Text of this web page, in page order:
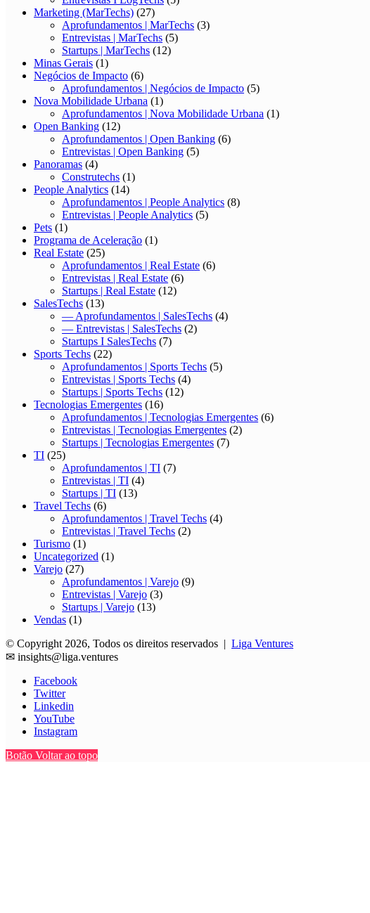
Marketing (MarTechs) (27)
Aprofundamentos | MarTechs (3)
Entrevistas | MarTechs (5)
Startups | MarTechs (12)
Minas Gerais (1)
Negócios de Impacto (6)
Aprofundamentos | Negócios de Impacto (5)
Nova Mobilidade Urbana (1)
Aprofundamentos | Nova Mobilidade Urbana (1)
Open Banking (12)
Aprofundamentos | Open Banking (6)
Entrevistas | Open Banking (5)
Panoramas (4)
Construtechs (1)
People Analytics (14)
Aprofundamentos | People Analytics (8)
Entrevistas | People Analytics (5)
Pets (1)
Programa de Aceleração (1)
Real Estate (25)
Aprofundamentos | Real Estate (6)
Entrevistas | Real Estate (6)
Startups | Real Estate (12)
SalesTechs (13)
— Aprofundamentos | SalesTechs (4)
— Entrevistas | SalesTechs (2)
Startups I SalesTechs (7)
Sports Techs (22)
Aprofundamentos | Sports Techs (5)
Entrevistas | Sports Techs (4)
Startups | Sports Techs (12)
Tecnologias Emergentes (16)
Aprofundamentos | Tecnologias Emergentes (6)
Entrevistas | Tecnologias Emergentes (2)
Startups | Tecnologias Emergentes (7)
TI (25)
Aprofundamentos | TI (7)
Entrevistas | TI (4)
Startups | TI (13)
Travel Techs (6)
Aprofundamentos | Travel Techs (4)
Entrevistas | Travel Techs (2)
Turismo (1)
Uncategorized (1)
Varejo (27)
Aprofundamentos | Varejo (9)
Entrevistas | Varejo (3)
Startups | Varejo (13)
Vendas (1)
© Copyright 2026, Todos os direitos reservados | Liga Ventures
✉ insights@liga.ventures
Facebook
Twitter
Linkedin
YouTube
Instagram
Botão Voltar ao topo